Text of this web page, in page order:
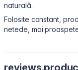
naturală.
Folosite constant,
netede, mai